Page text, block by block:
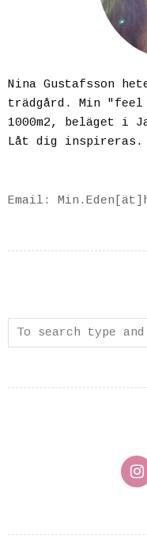
Nina Gustafsson
trädgård. Min "feel
1000m2, beläget i
Låt dig inspireras.
Email: